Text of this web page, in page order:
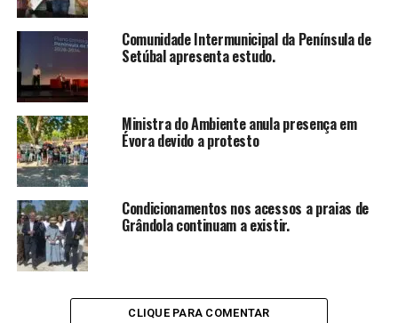
Comunidade Intermunicipal da Península de
Setúbal apresenta estudo.
Ministra do Ambiente anula presença em
Évora devido a protesto
Condicionamentos nos acessos a praias de
Grândola continuam a existir.
CLIQUE PARA COMENTAR